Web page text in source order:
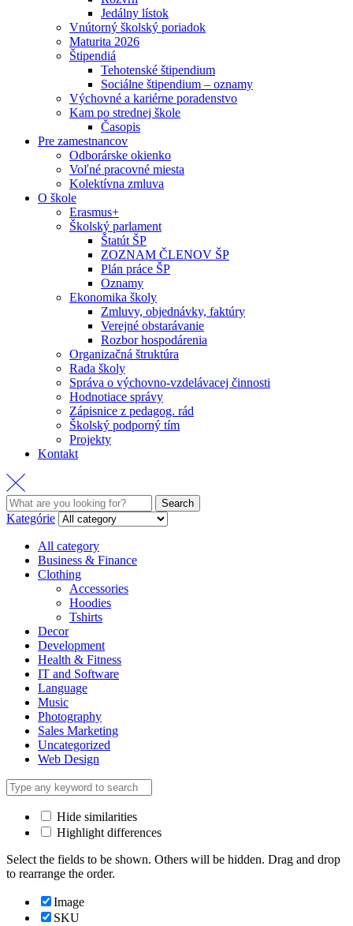
Jedálny lístok
Vnútorný školský poriadok
Maturita 2026
Štipendiá
Tehotenské štipendium
Sociálne štipendium – oznamy
Výchovné a kariérne poradenstvo
Kam po strednej škole
Časopis
Pre zamestnancov
Odborárske okienko
Voľné pracovné miesta
Kolektívna zmluva
O škole
Erasmus+
Školský parlament
Štatút ŠP
ZOZNAM ČLENOV ŠP
Plán práce ŠP
Oznamy
Ekonomika školy
Zmluvy, objednávky, faktúry
Verejné obstarávanie
Rozbor hospodárenia
Organizačná štruktúra
Rada školy
Správa o výchovno-vzdelávacej činnosti
Hodnotiace správy
Zápisnice z pedagog. rád
Školský podporný tím
Projekty
Kontakt
Search
for:
Search
Kategórie
All category
Business & Finance
Clothing
Accessories
Hoodies
Tshirts
Decor
Development
Health & Fitness
IT and Software
Language
Music
Photography
Sales Marketing
Uncategorized
Web Design
Hide similarities
Highlight differences
Select the fields to be shown. Others will be hidden. Drag and drop
to rearrange the order.
Image
SKU